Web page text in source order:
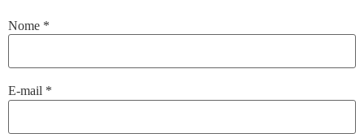
Nome *
E-mail *